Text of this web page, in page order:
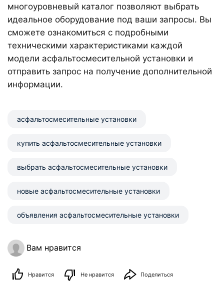
многоуровневый каталог позволяют выбрать
идеальное оборудование под ваши запросы. Вы
сможете ознакомиться с подробными
техническими характеристиками каждой
модели асфальтосмесительной установки и
отправить запрос на получение дополнительной
информации.
асфальтосмесительные установки
купить асфальтосмесительные установки
выбрать асфальтосмесительные установки
новые асфальтосмесительные установки
объявления асфальтосмесительные установки
Вам нравится
Нравится Не нравится Поделиться